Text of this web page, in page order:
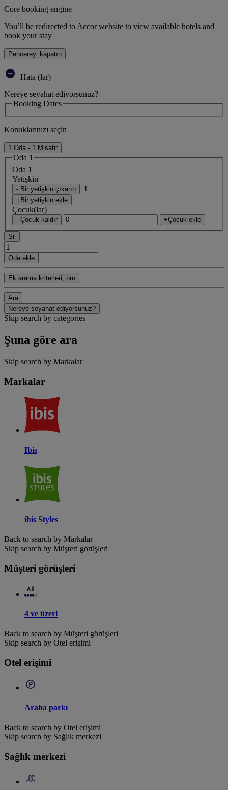
Core booking engine
You’ll be redirected to Accor website to view available hotels and
book your stay
Pencereyi kapatın
Hata (lar)
Nereye seyahat ediyorsunuz?
Booking Dates
Konuklarınızı seçin
1 Oda - 1 Misafir
Oda 1
Oda 1
Yetişkin
- Bir yetişkin çıkarın
+Bir yetişkin ekle
Çocuk(lar)
- Çocuk kaldır +Çocuk ekle
Sil
Oda ekle
Ek arama kriterleri, örn
Ara
Nereye seyahat ediyorsunuz?
Skip search by categories
Şuna göre ara
Skip search by Markalar
Markalar
Ibis
ibis Styles
Back to search by Markalar
Skip search by Müşteri görüşleri
Müşteri görüşleri
4 ve üzeri
Back to search by Müşteri görüşleri
Skip search by Otel erişimi
Otel erişimi
Araba parkı
Back to search by Otel erişimi
Skip search by Sağlık merkezi
Sağlık merkezi